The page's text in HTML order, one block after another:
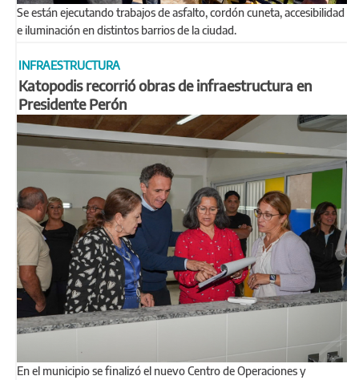
Se están ejecutando trabajos de asfalto, cordón cuneta, accesibilidad
e iluminación en distintos barrios de la ciudad.
INFRAESTRUCTURA
Katopodis recorrió obras de infraestructura en
Presidente Perón
En el municipio se finalizó el nuevo Centro de Operaciones y